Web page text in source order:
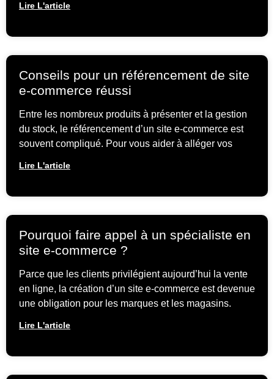
Lire L'article
Conseils pour un référencement de site
e-commerce réussi
Entre les nombreux produits à présenter et la gestion
du stock, le référencement d’un site e-commerce est
souvent compliqué. Pour vous aider à alléger vos
Lire L'article
Pourquoi faire appel à un spécialiste en
site e-commerce ?
Parce que les clients privilégient aujourd’hui la vente
en ligne, la création d’un site e-commerce est devenue
une obligation pour les marques et les magasins.
Lire L'article